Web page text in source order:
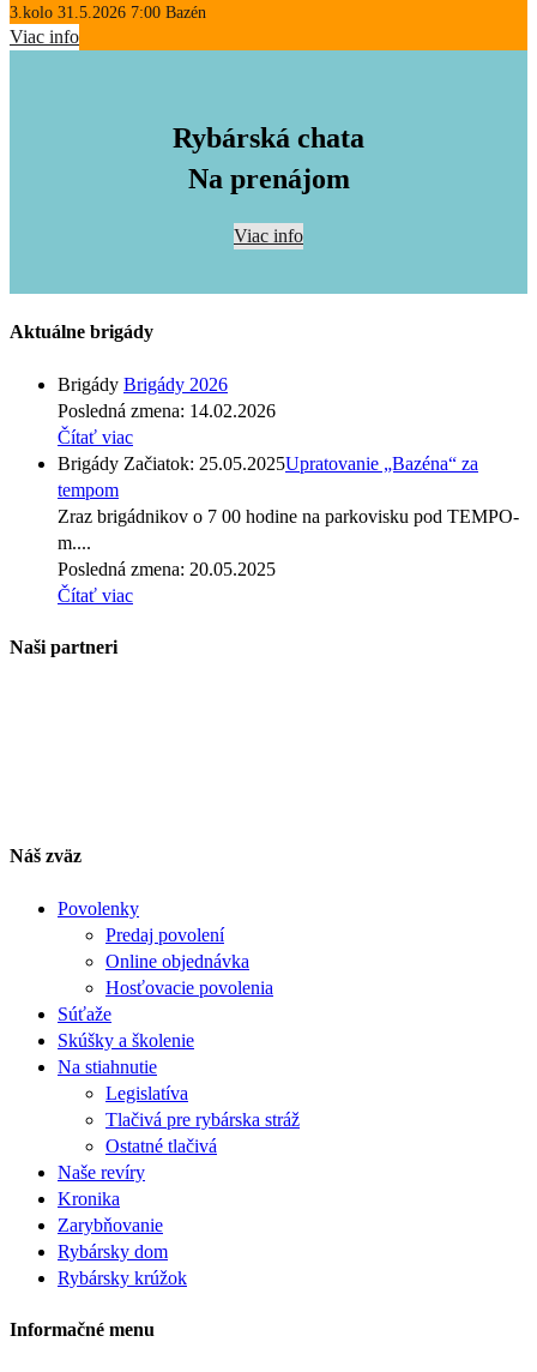
3.kolo 31.5.2026 7:00 Bazén
Viac info
Rybárská chata
Na prenájom
Viac info
Aktuálne brigády
Brigády Brigády 2026
Posledná zmena: 14.02.2026
Čítať viac
Brigády Začiatok: 25.05.2025Upratovanie „Bazéna“ za
tempom
Zraz brigádnikov o 7 00 hodine na parkovisku pod TEMPO-
m....
Posledná zmena: 20.05.2025
Čítať viac
Naši partneri
Náš zväz
Povolenky
Predaj povolení
Online objednávka
Hosťovacie povolenia
Súťaže
Skúšky a školenie
Na stiahnutie
Legislatíva
Tlačivá pre rybárska stráž
Ostatné tlačivá
Naše revíry
Kronika
Zarybňovanie
Rybársky dom
Rybársky krúžok
Informačné menu